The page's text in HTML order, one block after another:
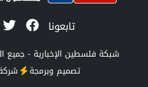
تابعونا
شبكة فلسطين الإخبارية - جميع
تصميم وبرمجة